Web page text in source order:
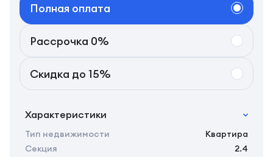
Полная оплата
Рассрочка 0%
Скидка до 15%
Характеристики
Тип недвижимости
Квартира
Секция
2.4